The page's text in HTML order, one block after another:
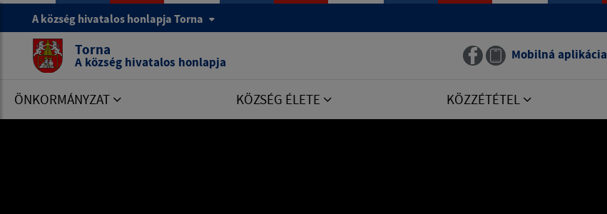
A község hivatalos honlapja Torna
Torna
A község hivatalos honlapja Mobilná aplikácia
ÖNKORMÁNYZAT KÖZSÉG ÉLETE KÖZZÉTÉTEL